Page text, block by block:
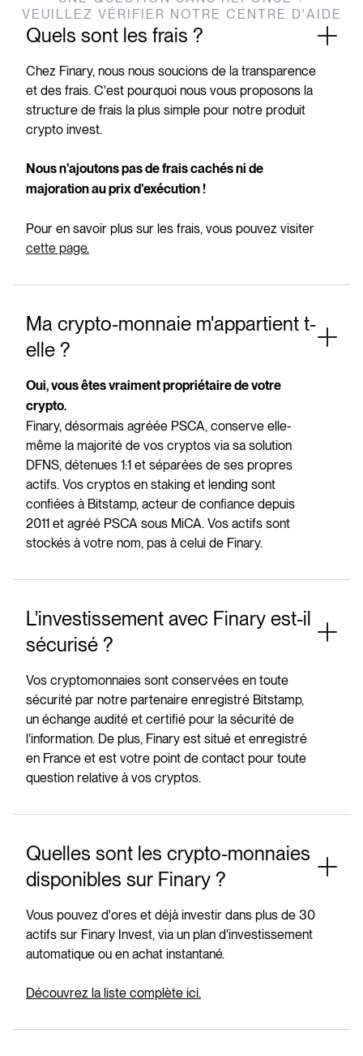
VEUILLEZ VÉRIFIER NOTRE CENTRE D'AIDE
Quels sont les frais ?
Chez Finary, nous nous soucions de la transparence
et des frais. C'est pourquoi nous vous proposons la
structure de frais la plus simple pour notre produit
crypto invest.
Nous n'ajoutons pas de frais cachés ni de
majoration au prix d'exécution !
Pour en savoir plus sur les frais, vous pouvez visiter
cette page.
Ma crypto-monnaie m'appartient t-
elle ?
Oui, vous êtes vraiment propriétaire de votre
crypto.
Finary, désormais agréée PSCA, conserve elle-
même la majorité de vos cryptos via sa solution
DFNS, détenues 1:1 et séparées de ses propres
actifs. Vos cryptos en staking et lending sont
confiées à Bitstamp, acteur de confiance depuis
2011 et agréé PSCA sous MiCA. Vos actifs sont
stockés à votre nom, pas à celui de Finary.
L'investissement avec Finary est-il
sécurisé ?
Vos cryptomonnaies sont conservées en toute
sécurité par notre partenaire enregistré Bitstamp,
un échange audité et certifié pour la sécurité de
l'information. De plus, Finary est situé et enregistré
en France et est votre point de contact pour toute
question relative à vos cryptos.
Quelles sont les crypto-monnaies
disponibles sur Finary ?
Vous pouvez d'ores et déjà investir dans plus de 30
actifs sur Finary Invest, via un plan d'investissement
automatique ou en achat instantané.
Découvrez la liste complète ici.